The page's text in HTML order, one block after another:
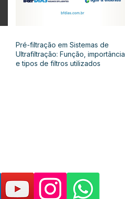
Pré-filtração em Sistemas de
Ultrafiltração: Função, importância
e tipos de filtros utilizados